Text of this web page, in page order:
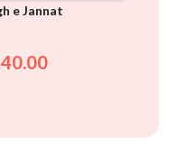
e Jannat